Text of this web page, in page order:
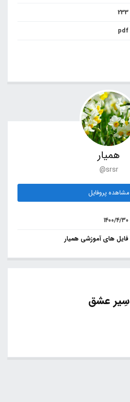
233
pdf
همیار
@srsr
مشاهده پروفایل
۱۴۰۰/۴/۳۰
فایل های آموزشی همیار
سِیر عشق